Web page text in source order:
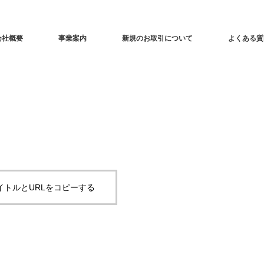
社概要 事業案内 新規のお取引について よくある
トルとURLをコピーする